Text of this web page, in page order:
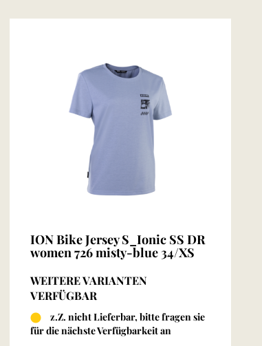
ION Bike Jersey S_Ionic SS DR
women 726 misty-blue 34/XS
WEITERE VARIANTEN
VERFÜGBAR
z.Z. nicht Lieferbar, bitte fragen sie
für die nächste Verfügbarkeit an